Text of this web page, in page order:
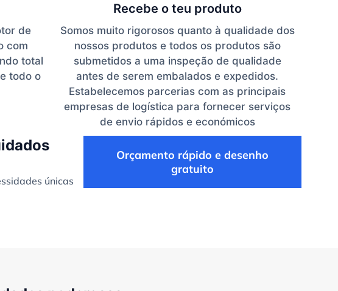
de
com
total
todo o
Recebe o teu produto
Somos muito rigorosos quanto à qualidade dos
nossos produtos e todos os produtos são
submetidos a uma inspeção de qualidade
antes de serem embalados e expedidos.
Estabelecemos parcerias com as principais
empresas de logística para fornecer serviços
de envio rápidos e económicos
únicas
Orçamento rápido e desenho
gratuito